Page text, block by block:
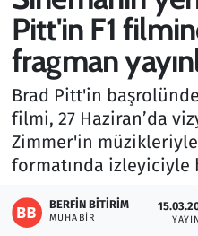
Pitt'in F1
fragman
Brad Pitt'in
filmi, 27 Haziran’da
Zimmer'in
formatında izleyiciyle
BERFIN BITIRIM
MUHABIR
Kültür Sanat
Kurumsal Haberler
Lezzet Durağı
Memur ve Kamu
Otomobil